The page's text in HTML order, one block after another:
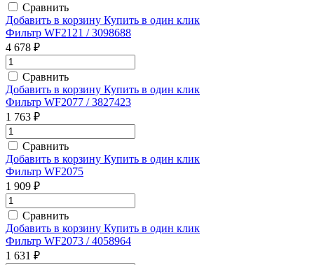
Сравнить
Добавить в корзину Купить в один клик
Фильтр WF2121 / 3098688
4 678 ₽
Сравнить
Добавить в корзину Купить в один клик
Фильтр WF2077 / 3827423
1 763 ₽
Сравнить
Добавить в корзину Купить в один клик
Фильтр WF2075
1 909 ₽
Сравнить
Добавить в корзину Купить в один клик
Фильтр WF2073 / 4058964
1 631 ₽